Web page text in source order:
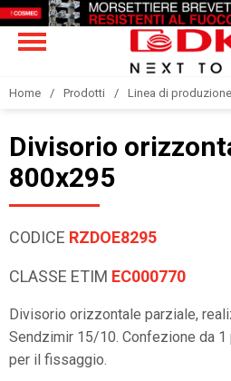
Home Prodotti Linea di
Divisorio
800x295
CODICE RZDOE8295
CLASSE ETIM EC000770
Divisorio orizzontale parziale,
Sendzimir 15/10. Confezione da
per il fissaggio.